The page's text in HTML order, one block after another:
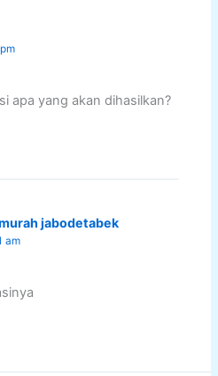
apa yang akan dihasilkan?
jabodetabek
am